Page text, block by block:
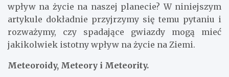
wpływ na życie na naszej planecie? W niniejszym
artykule dokładnie przyjrzymy się temu pytaniu i
rozważymy, czy spadające gwiazdy mogą mieć
jakikolwiek istotny wpływ na życie na Ziemi.
Meteoroidy, Meteory i Meteority.